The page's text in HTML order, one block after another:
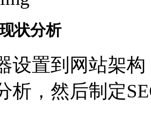
状分析
设置到网站架
析，然后制定